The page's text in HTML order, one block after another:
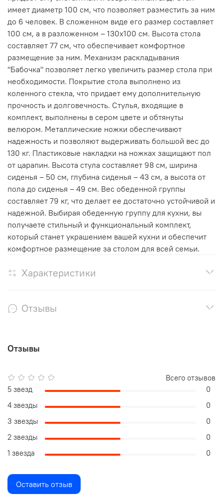
имеет диаметр 100 см, что позволяет разместить за ним
до 6 человек. В сложенном виде его размер составляет
100 см, а в разложенном – 130х100 см. Высота стола
составляет 77 см, что обеспечивает комфортное
размещение за ним. Механизм раскладывания
"Бабочка" позволяет легко увеличить размер стола при
необходимости. Покрытие стола выполнено из
коленного стекла, что придает ему дополнительную
прочность и долговечность. Стулья, входящие в
комплект, выполнены в сером цвете и обтянуты
велюром. Металлические ножки обеспечивают
надежность и позволяют выдерживать большой вес до
130 кг. Пластиковые накладки на ножках защищают пол
от царапин. Высота стула составляет 98 см, ширина
сиденья – 50 см, глубина сиденья – 43 см, а высота от
пола до сиденья – 49 см. Вес обеденной группы
составляет 79 кг, что делает ее достаточно устойчивой и
надежной. Выбирая обеденную группу для кухни, вы
получаете стильный и функциональный комплект,
который станет украшением вашей кухни и обеспечит
комфортное размещение за столом для всей семьи.
Характеристики
Отзывы
Отзывы
Всего отзывов
5 звезд
0
4 звезды
0
3 звезды
0
2 звезды
0
1 звезда
0
Оставить отзыв